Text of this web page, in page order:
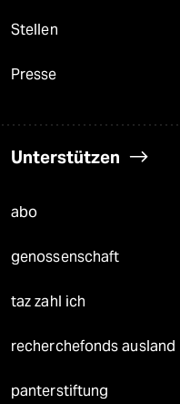
Stellen
Presse
Unterstützen
abo
genossenschaft
taz zahl ich
recherchefonds ausland
panterstiftung